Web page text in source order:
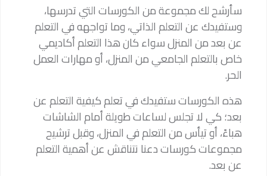
سأرشح لك مجموعة من الكورسات التي تدرسها،
وستفيدك عن التعلم الذاتي، وما تواجهه في التعلم
عن بعد من المنزل سواء كان هذا التعلم أكاديمي
خاص بالتعلم الجامعي من المنزل، أو مهارات العمل
الحر.
هذه الكورسات ستفيدك في تعلم كيفية التعلم عن
بعد؛ كي لا تجلس لساعات طويلة أمام الشاشات
هباءً، أو تيأس من التعلم في المنزل، وقبل ترشيح
مجموعات كورسات دعنا نتناقش عن أهمية التعلم
عن بعد.